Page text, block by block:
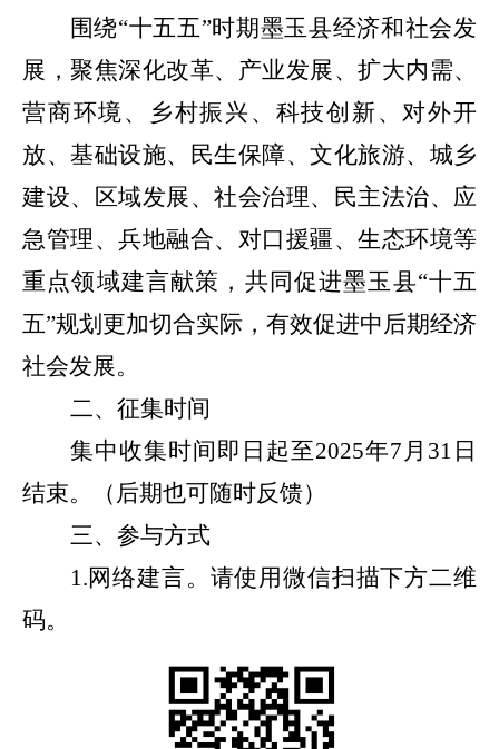
围绕“十五五”时期墨玉县经济和社会发
展，聚焦深化改革、产业发展、扩大内需、
营商环境、乡村振兴、科技创新、对外开
放、基础设施、民生保障、文化旅游、城乡
建设、区域发展、社会治理、民主法治、应
急管理、兵地融合、对口援疆、生态环境等
重点领域建言献策，共同促进墨玉县“十五
五”规划更加切合实际，有效促进中后期经济
社会发展。
二、征集时间
集中收集时间即日起至2025年7月31日
结束。（后期也可随时反馈）
三、参与方式
1.网络建言。请使用微信扫描下方二维
码。